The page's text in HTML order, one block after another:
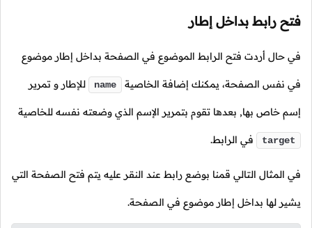
فتح رابط بداخل إطار
في حال أردت فتح الرابط الموضوع في الصفحة بداخل إطار موضوع
في نفس الصفحة، يمكنك إضافة الخاصية name للإطار و تمرير
إسم خاص بها, بعدها تقوم بتمرير الإسم الذي وضعته نفسه للخاصية
target في الرابط.
في المثال التالي قمنا بوضع رابط عند النقر عليه يتم فتح الصفحة التي
يشير لها بداخل إطار موضوع في الصفحة.